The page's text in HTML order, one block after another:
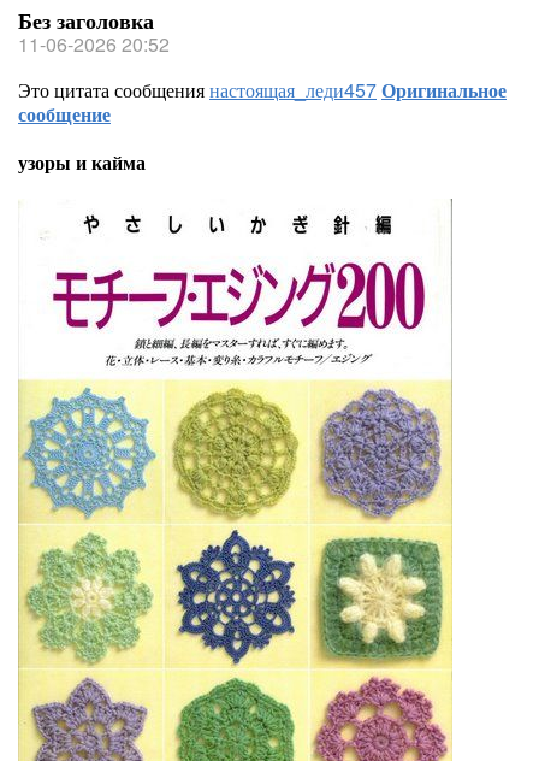
Без заголовка
11-06-2026 20:52
Это цитата сообщениянастоящая_леди457Оригинальное
сообщение
узоры и кайма